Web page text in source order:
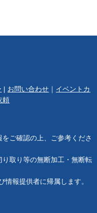
お問い合わせ
イベントカ
頼
ご確認の上、ご参考くださ
取り等の無断加工・無断転
情報提供者に帰属します。